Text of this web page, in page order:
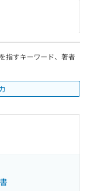
指すキーワード、著者